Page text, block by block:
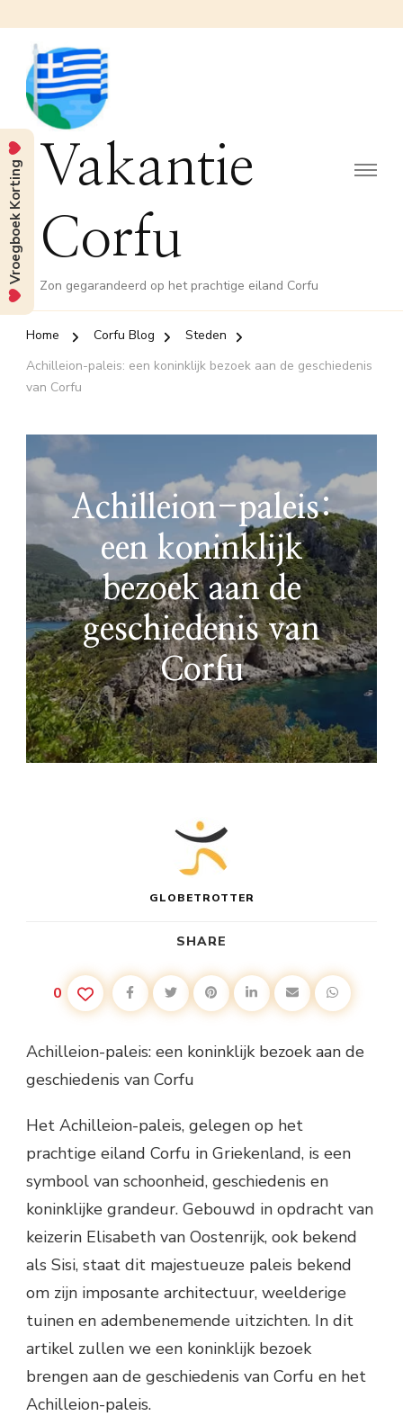
Vakantie
Corfu
Zon gegarandeerd op het prachtige eiland Corfu
Home Corfu Blog
Steden
Achilleion-paleis: een koninklijk bezoek aan de geschiedenis
van Corfu
Achilleion-paleis:
een koninklijk
bezoek aan de
geschiedenis van
Corfu
GLOBETROTTER
SHARE
0
Achilleion-paleis: een koninklijk bezoek aan de
geschiedenis van Corfu
Het Achilleion-paleis, gelegen op het
prachtige eiland Corfu in Griekenland, is een
symbool van schoonheid, geschiedenis en
koninklijke grandeur. Gebouwd in opdracht van
keizerin Elisabeth van Oostenrijk, ook bekend
als Sisi, staat dit majestueuze paleis bekend
om zijn imposante architectuur, weelderige
tuinen en adembenemende uitzichten. In dit
artikel zullen we een koninklijk bezoek
brengen aan de geschiedenis van Corfu en het
Achilleion-paleis.
Vroegboek Korting